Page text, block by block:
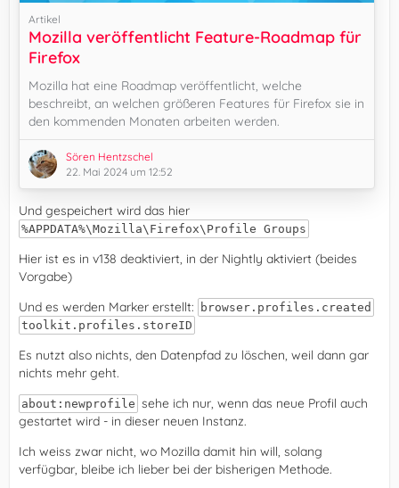
Artikel
Mozilla veröffentlicht Feature-Roadmap für
Firefox
Mozilla hat eine Roadmap veröffentlicht, welche
beschreibt, an welchen größeren Features für Firefox sie in
den kommenden Monaten arbeiten werden.
Sören Hentzschel
22. Mai 2024 um 12:52
Und gespeichert wird das hier
%APPDATA%\Mozilla\Firefox\Profile Groups
Hier ist es in v138 deaktiviert, in der Nightly aktiviert (beides
Vorgabe)
Und es werden Marker erstellt:
browser.profiles.created
toolkit.profiles.storeID
Es nutzt also nichts, den Datenpfad zu löschen, weil dann gar
nichts mehr geht.
about:newprofile sehe ich nur, wenn das neue Profil auch
gestartet wird - in dieser neuen Instanz.
Ich weiss zwar nicht, wo Mozilla damit hin will, solang
verfügbar, bleibe ich lieber bei der bisherigen Methode.